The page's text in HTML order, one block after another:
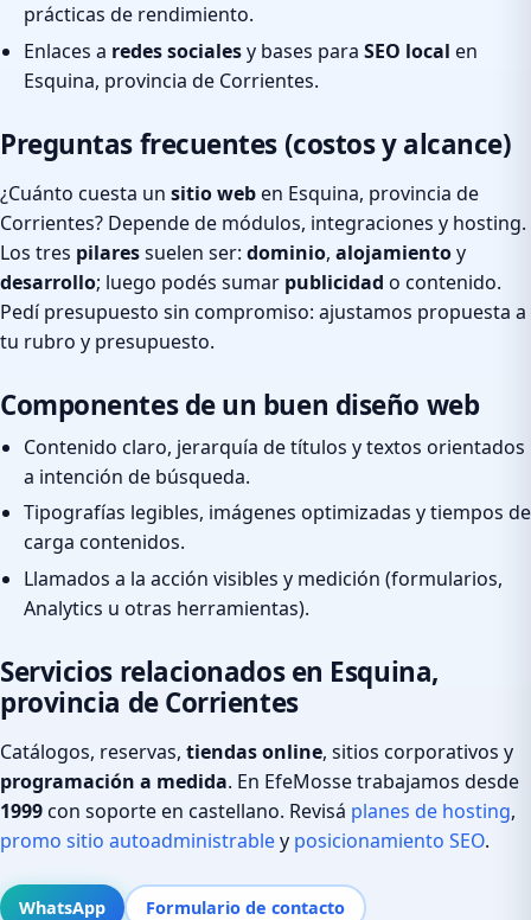
prácticas de rendimiento.
Enlaces a redes socialesy bases para SEO local en
Esquina, provincia de Corrientes.
Preguntas frecuentes (costos y alcance)
¿Cuánto cuesta un sitio weben Esquina, provincia de
Corrientes? Depende de módulos, integraciones y hosting.
Los tres pilaressuelen ser: dominio, alojamientoy
desarrollo; luego podés sumar publicidad o contenido.
Pedí presupuesto sin compromiso: ajustamos propuesta a
tu rubro y presupuesto.
Componentes de un buen diseño web
Contenido claro, jerarquía de títulos y textos orientados
a intención de búsqueda.
Tipografías legibles, imágenes optimizadas y tiempos de
carga contenidos.
Llamados a la acción visibles y medición (formularios,
Analytics u otras herramientas).
Servicios relacionados en Esquina,
provincia de Corrientes
Catálogos, reservas, tiendas online, sitios corporativos y
programación a medida. En EfeMosse trabajamos desde
1999con soporte en castellano. Revisá planes de hosting,
promo sitio autoadministrabley posicionamiento SEO.
WhatsApp Formulario de contacto